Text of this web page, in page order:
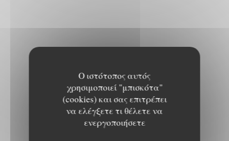
Ο ιστότοπος αυτός
χρησιμοποιεί "μπισκότα"
(cookies) και σας επιτρέπει
να ελέγξετε τι θέλετε να
ενεργοποιήσετε